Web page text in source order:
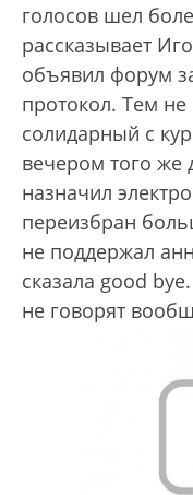
голосов шел
рассказывает
объявил форум
протокол. Тем
солидарный с
вечером того же
назначил
переизбран
не поддержал
сказала good
не говорят